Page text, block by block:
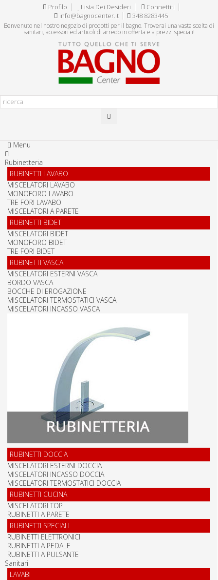
Profilo Lista Dei Desideri
Connettiti
info@bagnocenter.it
348 8283445
Benvenuto nel nostro negozio di prodotti per il bagno. Troverai una vasta scelta di
sanitari, accessori ed articoli di arredo in offerta e a prezzi speciali!
Menu
Rubinetteria
RUBINETTI LAVABO
MISCELATORI LAVABO
MONOFORO LAVABO
TRE FORI LAVABO
MISCELATORI A PARETE
RUBINETTI BIDET
MISCELATORI BIDET
MONOFORO BIDET
TRE FORI BIDET
RUBINETTI VASCA
MISCELATORI ESTERNI VASCA
BORDO VASCA
BOCCHE DI EROGAZIONE
MISCELATORI TERMOSTATICI VASCA
MISCELATORI INCASSO VASCA
RUBINETTI DOCCIA
MISCELATORI ESTERNI DOCCIA
MISCELATORI INCASSO DOCCIA
MISCELATORI TERMOSTATICI DOCCIA
RUBINETTI CUCINA
MISCELATORI TOP
RUBINETTI A PARETE
RUBINETTI SPECIALI
RUBINETTI ELETTRONICI
RUBINETTI A PEDALE
RUBINETTI A PULSANTE
Sanitari
LAVABI